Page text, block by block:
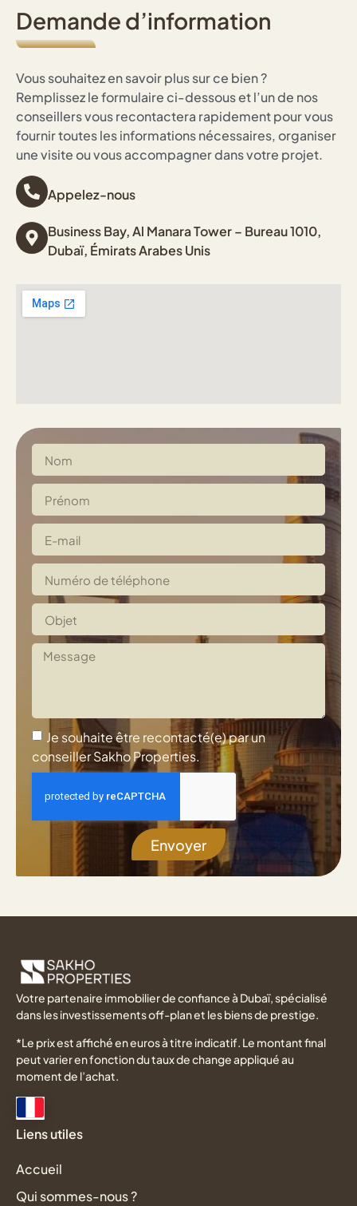
Demande d’information
Vous souhaitez en savoir plus sur ce bien ?
Remplissez le formulaire ci-dessous et l’un de nos
conseillers vous recontactera rapidement pour vous
fournir toutes les informations nécessaires, organiser
une visite ou vous accompagner dans votre projet.
Appelez-nous
Business Bay, Al Manara Tower – Bureau 1010,
Dubaï, Émirats Arabes Unis
Je souhaite être recontacté(e) par un
conseiller Sakho Properties.
Envoyer
Votre partenaire immobilier de confiance à Dubaï, spécialisé
dans les investissements off-plan et les biens de prestige.
*Le prix est affiché en euros à titre indicatif. Le montant final
peut varier en fonction du taux de change appliqué au
moment de l’achat.
Liens utiles
Accueil
Qui sommes-nous ?